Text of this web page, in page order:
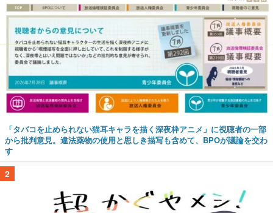
「タバコを止められない猫耳キャラを描く深夜枠アニメ」に視聴者の一部
から批判意見。違法薬物の使用と思しき描写も含めて、BPOが議論を交わ
す
2